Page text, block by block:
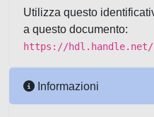
Utilizza questo
a questo documento:
https://hdl.handle.net/
Informazioni